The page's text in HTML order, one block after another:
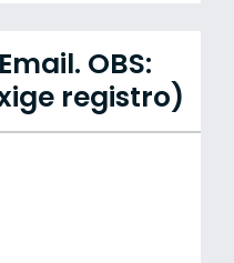
OBS:
registro)